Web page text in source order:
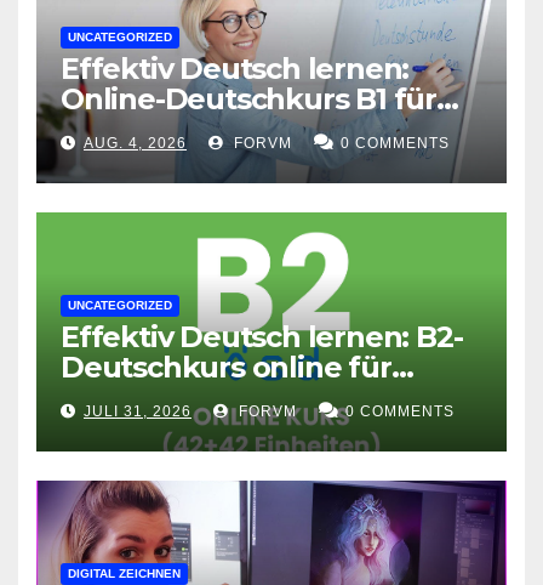
UNCATEGORIZED
Effektiv Deutsch lernen:
Online-Deutschkurs B1 für
flexible Lernerfolge
AUG. 4, 2026 FORVM 0 COMMENTS
UNCATEGORIZED
Effektiv Deutsch lernen: B2-
Deutschkurs online für
Fortgeschrittene
JULI 31, 2026 FORVM 0 COMMENTS
DIGITAL ZEICHNEN